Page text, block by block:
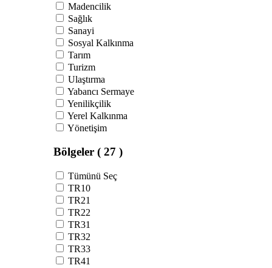
Madencilik
Sağlık
Sanayi
Sosyal Kalkınma
Tarım
Turizm
Ulaştırma
Yabancı Sermaye
Yenilikçilik
Yerel Kalkınma
Yönetişim
Bölgeler ( 27 )
Tümünü Seç
TR10
TR21
TR22
TR31
TR32
TR33
TR41